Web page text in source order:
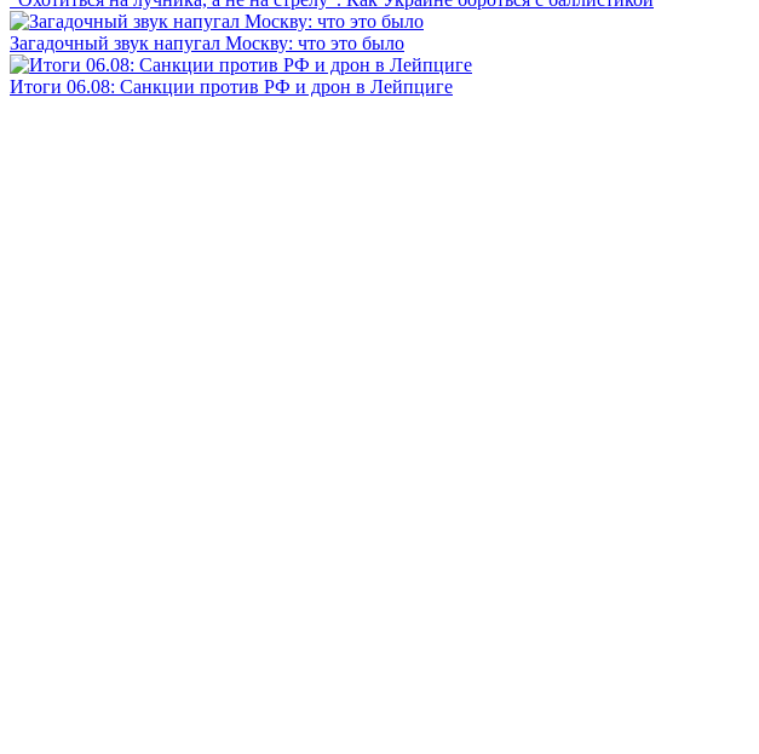
Загадочный звук напугал Москву: что это было
Итоги 06.08: Санкции против РФ и дрон в Лейпциге